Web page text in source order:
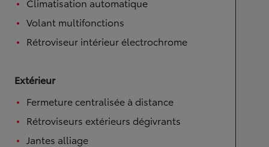
Volant multifonctions
Rétroviseur intérieur électrochrome
Extérieur
Fermeture centralisée à distance
Rétroviseurs extérieurs dégivrants
Jantes alliage